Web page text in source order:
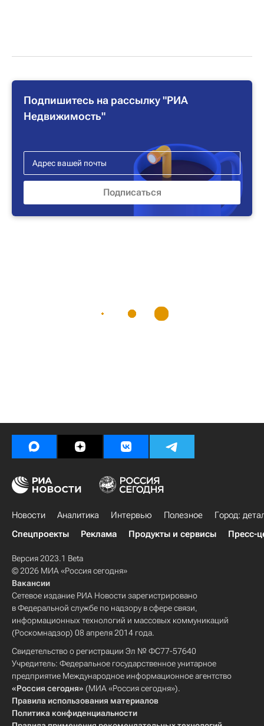
Подпишитесь на рассылку "РИА
Недвижимость"
Новости Аналитика Интервью Полезное
Город:
Спецпроекты
Реклама Продукты и сервисы Пресс-
Версия 2023.1 Beta
© 2026 МИА «Россия сегодня»
Вакансии
Сетевое издание РИА Новости зарегистрировано
в Федеральной службе по надзору в сфере связи,
информационных технологий и массовых коммуникаций
(Роскомнадзор) 08 апреля 2014 года.
Свидетельство о регистрации Эл № ФС77-57640
Учредитель: Федеральное государственное унитарное
предприятие Международное информационное агентство
«Россия сегодня» (МИА «Россия сегодня»).
Правила использования материалов
Политика конфиденциальности